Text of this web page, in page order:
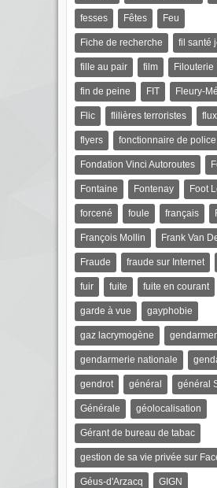
fesses Fêtes Feu
Fiche de recherche fil santé
fille au pair film Filouterie
fin de peine FIT Fleury-
Flic flilières terroristes
flyers fonctionnaire de police
Fondation Vinci Autoroutes
Fontaine Fontenay Foot
forcené foule français
François Mollin Frank Van
Fraude fraude sur Internet
fuir fuite fuite en courant
garde à vue gayphobie
gaz lacrymogène
gendarmerie nationale
gendrot général général
Générale géolocalisation
Gérant de bureau de tabac
gestion de sa vie privée sur
Géus-d'Arzacq GIGN